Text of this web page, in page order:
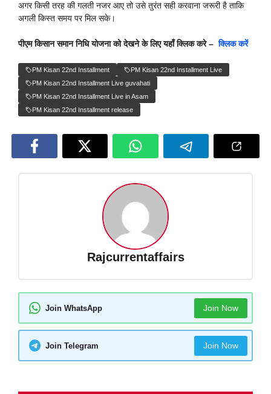
अगर किसी तरह की गलती नजर आए तो उसे तुरंत सही करवाना जरूरी है ताकि
अगली किस्त समय पर मिल सके।
पीएम किसान समान निधि योजना को देखने के लिए यहाँ क्लिक करे – क्लिक करें
PM Kisan 22nd Installment
PM Kisan 22nd Installment Live
PM Kisan 22nd Installment Live guvahati
PM Kisan 22nd Installment Live in Asam
PM Kisan 22nd Installment release
Rajcurrentaffairs
Join WhatsApp Join Now
Join Telegram Join Now